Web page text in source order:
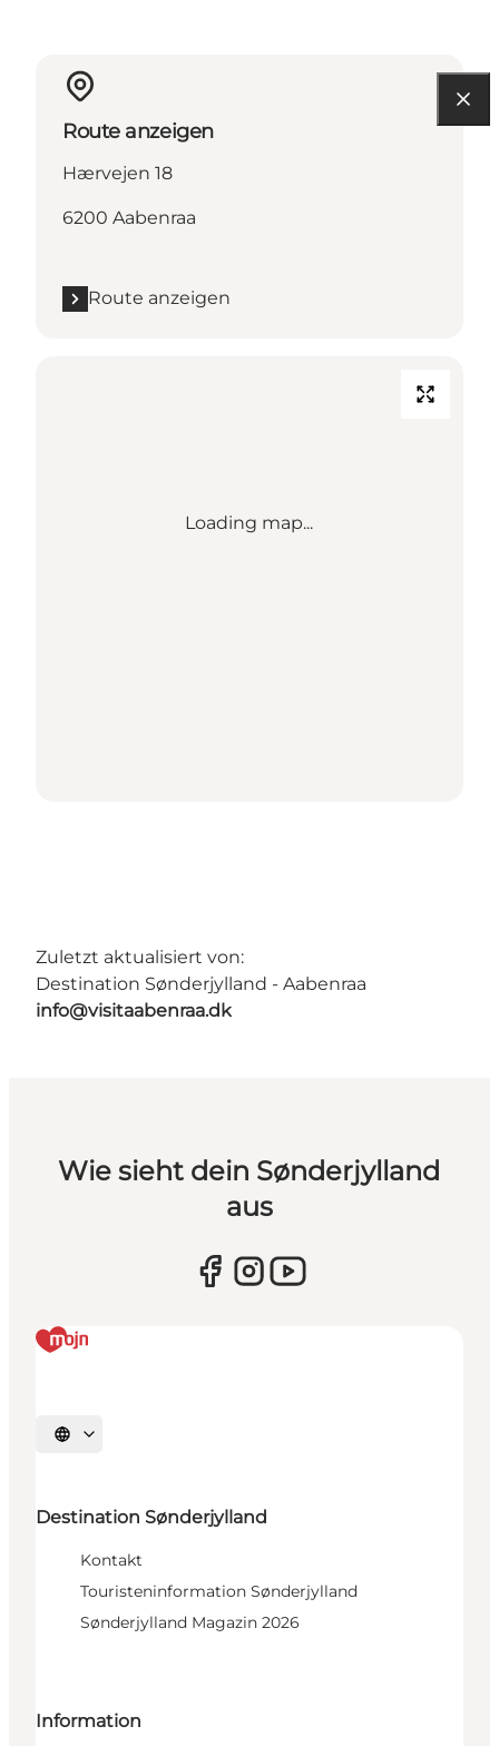
Route anzeigen
Hærvejen 18
6200 Aabenraa
Route anzeigen
Loading map...
Zuletzt aktualisiert von:
Destination Sønderjylland - Aabenraa
info@visitaabenraa.dk
Wie sieht dein Sønderjylland
aus
Sprache auswählen
Destination Sønderjylland
Kontakt
Touristeninformation Sønderjylland
Sønderjylland Magazin 2026
Information